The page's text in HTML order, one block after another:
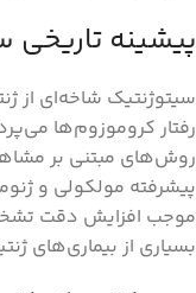
پیشینه تاریخی
سیتوژنتیک شاخه‌ای از
رفتار کروموزوم‌ها
روش‌های مبتنی بر
پیشرفته مولکولی و
موجب افزایش دقت
بسیاری از بیماری‌های